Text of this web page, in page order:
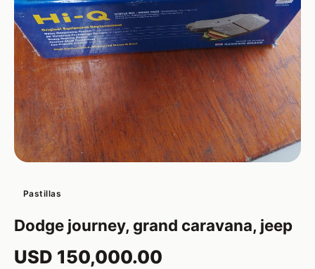
Pastillas
Dodge journey, grand caravana, jeep
USD 150,000.00